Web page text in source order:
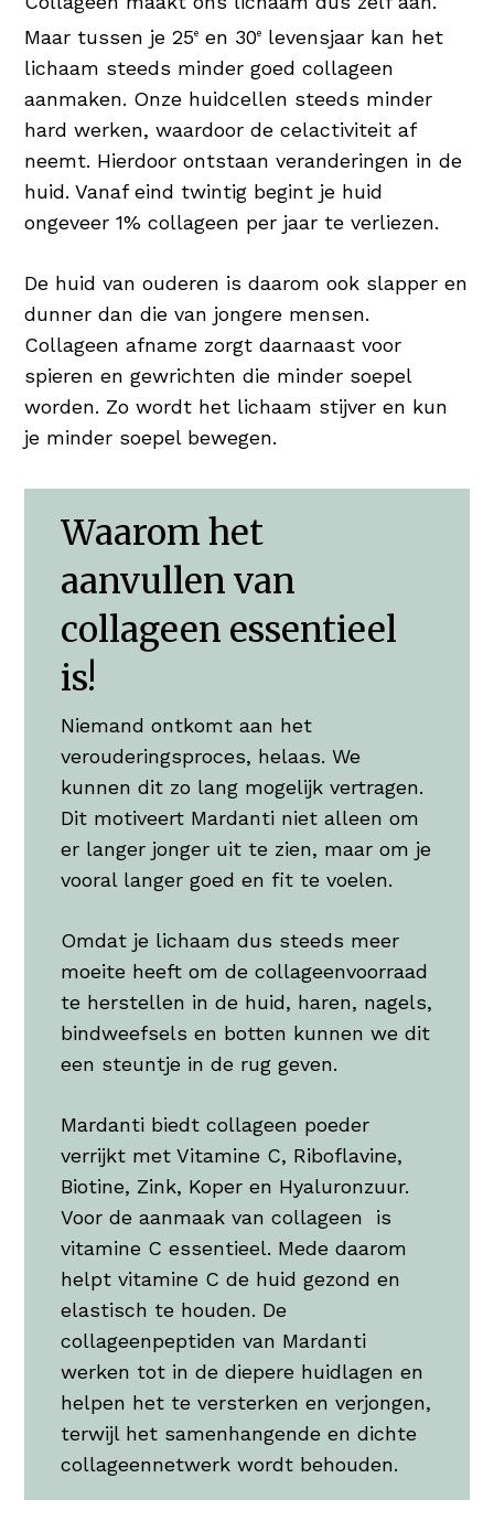
Maar tussen je 25e en 30e
levensjaar kan het
lichaam steeds minder goed collageen
aanmaken. Onze huidcellen steeds minder
hard werken, waardoor de celactiviteit af
neemt. Hierdoor ontstaan veranderingen in de
huid. Vanaf eind twintig begint je huid
ongeveer 1% collageen per jaar te verliezen.
De huid van ouderen is daarom ook slapper en
dunner dan die van jongere mensen.
Collageen afname zorgt daarnaast voor
spieren en gewrichten die minder soepel
worden. Zo wordt het lichaam stijver en kun
je minder soepel bewegen.
Waarom het
aanvullen van
collageen essentieel
is!
Niemand ontkomt aan het
verouderingsproces, helaas. We
kunnen dit zo lang mogelijk vertragen.
Dit motiveert Mardanti niet alleen om
er langer jonger uit te zien, maar om je
vooral langer goed en fit te voelen.
Omdat je lichaam dus steeds meer
moeite heeft om de collageenvoorraad
te herstellen in de huid, haren, nagels,
bindweefsels en botten kunnen we dit
een steuntje in de rug geven.
Mardanti biedt collageen poeder
verrijkt met Vitamine C, Riboflavine,
Biotine, Zink, Koper en Hyaluronzuur.
Voor de aanmaak van collageen is
vitamine C essentieel. Mede daarom
helpt vitamine C de huid gezond en
elastisch te houden. De
collageenpeptiden van Mardanti
werken tot in de diepere huidlagen en
helpen het te versterken en verjongen,
terwijl het samenhangende en dichte
collageennetwerk wordt behouden.